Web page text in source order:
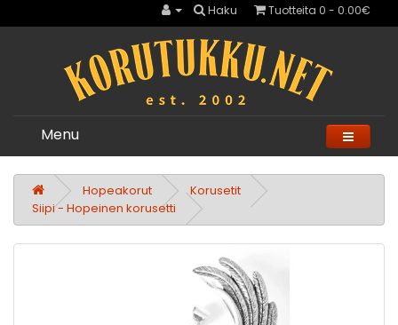
Haku Tuotteita 0 - 0.00€
Menu
Hopeakorut
Korusetit
Siipi - Hopeinen korusetti